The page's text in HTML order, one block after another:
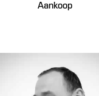
Aankoop